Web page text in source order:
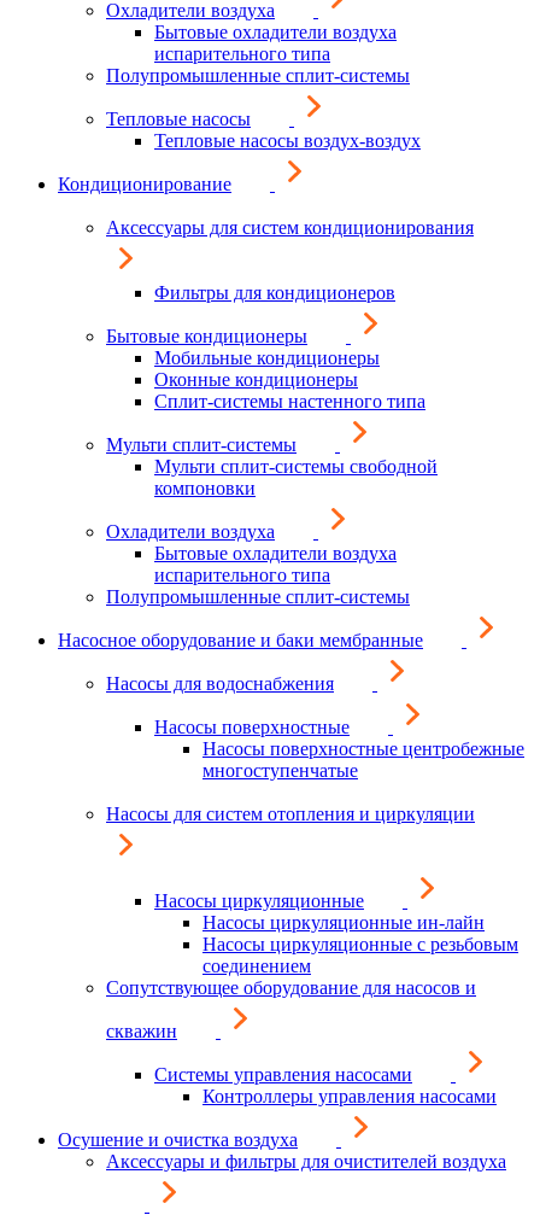
Охладители воздуха
Бытовые охладители воздуха
испарительного типа
Полупромышленные сплит-системы
Тепловые насосы
Тепловые насосы воздух-воздух
Кондиционирование
Аксессуары для систем кондиционирования
Фильтры для кондиционеров
Бытовые кондиционеры
Мобильные кондиционеры
Оконные кондиционеры
Сплит-системы настенного типа
Мульти сплит-системы
Мульти сплит-системы свободной
компоновки
Охладители воздуха
Бытовые охладители воздуха
испарительного типа
Полупромышленные сплит-системы
Насосное оборудование и баки мембранные
Насосы для водоснабжения
Насосы поверхностные
Насосы поверхностные центробежные
многоступенчатые
Насосы для систем отопления и циркуляции
Насосы циркуляционные
Насосы циркуляционные ин-лайн
Насосы циркуляционные с резьбовым
соединением
Сопутствующее оборудование для насосов и
скважин
Системы управления насосами
Контроллеры управления насосами
Осушение и очистка воздуха
Аксессуары и фильтры для очистителей воздуха